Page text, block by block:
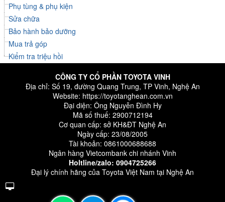
Phụ tùng & phụ kiện
Sửa chữa
Bảo hành bảo dưỡng
Mua trả góp
Kiểm tra triệu hồi
CÔNG TY CỔ PHẦN TOYOTA VINH
Địa chỉ: Số 19, đường Quang Trung, TP Vinh, Nghệ An
Website: https://toyotanghean.com.vn
Đại diện: Ông Nguyễn Đình Hy
Mã số thuế: 2900712194
Cơ quan cấp: sở KH&ĐT Nghệ An
Ngày cấp: 23/08/2005
Tài khoản: 0861000688688
Ngân hàng Vietcombank chi nhánh Vinh
Holtline/zalo: 0904725266
Đại lý chính hãng của Toyota Việt Nam tại Nghệ An